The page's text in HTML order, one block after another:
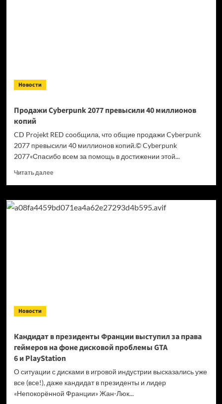
Новости
Продажи Cyberpunk 2077 превысили 40 миллионов
копий
CD Projekt RED сообщила, что общие продажи Cyberpunk
2077 превысили 40 миллионов копий.© Cyberpunk
2077«Спасибо всем за помощь в достижении этой...
Читать далееПрочитать
Продажи
Cyberpunk
Новости
Кандидат в президенты Франции выступил за права
геймеров на фоне дисковой проблемы GTA
6 и PlayStation
О ситуации с дисками в игровой индустрии высказались уже
все (все!), даже кандидат в президенты и лидер
«Непокорённой Франции» Жан-Люк...